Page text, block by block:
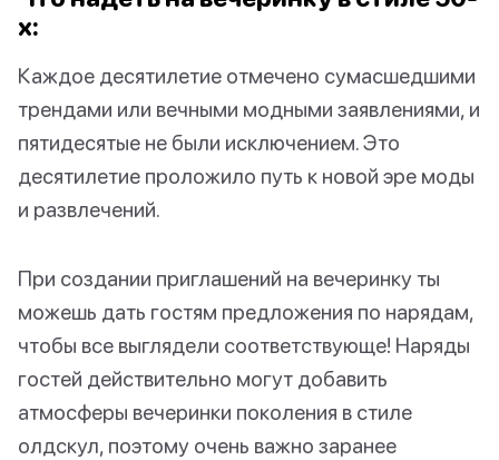
х:
Каждое десятилетие отмечено сумасшедшими
трендами или вечными модными заявлениями, и
пятидесятые не были исключением. Это
десятилетие проложило путь к новой эре моды
и развлечений.
При создании приглашений на вечеринку ты
можешь дать гостям предложения по нарядам,
чтобы все выглядели соответствующе! Наряды
гостей действительно могут добавить
атмосферы вечеринки поколения в стиле
олдскул, поэтому очень важно заранее